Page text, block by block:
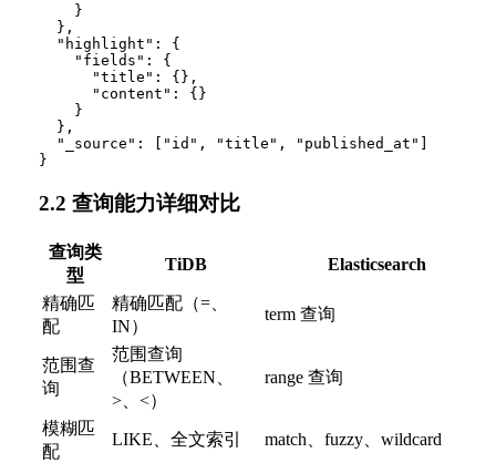
    }
  },
  "highlight": {
    "fields": {
      "title": {},
      "content": {}
    }
  },
  "_source": ["id", "title", "published_at"]
2.2 查询能力详细对比
查询类
型
TiDB Elasticsearch
精确匹
配
精确匹配（=、
IN）
term 查询
范围查
询
范围查询
（BETWEEN、
>、<）
range 查询
模糊匹
配
LIKE、全文索引 match、fuzzy、wildcard